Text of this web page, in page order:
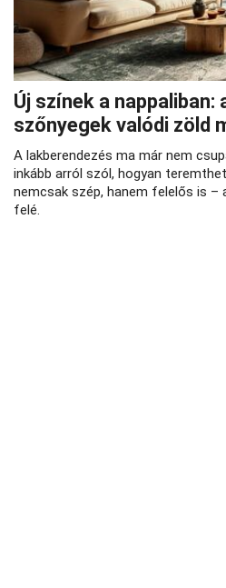
Új színek a nappaliban:
szőnyegek valódi zöld
A lakberendezés ma már nem
inkább arról szól, hogyan
nemcsak szép, hanem felelős is –
felé.